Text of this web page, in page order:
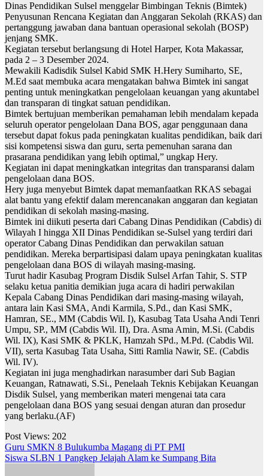
Dinas Pendidikan Sulsel menggelar Bimbingan Teknis (Bimtek)
Penyusunan Rencana Kegiatan dan Anggaran Sekolah (RKAS) dan
pertanggung jawaban dana bantuan operasional sekolah (BOSP)
jenjang SMK.
Kegiatan tersebut berlangsung di Hotel Harper, Kota Makassar,
pada 2 – 3 Desember 2024.
Mewakili Kadisdik Sulsel Kabid SMK H.Hery Sumiharto, SE,
M.Ed saat membuka acara mengatakan bahwa Bimtek ini sangat
penting untuk meningkatkan pengelolaan keuangan yang akuntabel
dan transparan di tingkat satuan pendidikan.
Bimtek bertujuan memberikan pemahaman lebih mendalam kepada
seluruh operator pengelolaan Dana BOS, agar penggunaan dana
tersebut dapat fokus pada peningkatan kualitas pendidikan, baik dari
sisi kompetensi siswa dan guru, serta pemenuhan sarana dan
prasarana pendidikan yang lebih optimal,” ungkap Hery.
Kegiatan ini dapat meningkatkan integritas dan transparansi dalam
pengelolaan dana BOS.
Hery juga menyebut Bimtek dapat memanfaatkan RKAS sebagai
alat bantu yang efektif dalam merencanakan anggaran dan kegiatan
pendidikan di sekolah masing-masing.
Bimtek ini diikuti peserta dari Cabang Dinas Pendidikan (Cabdis) di
Wilayah I hingga XII Dinas Pendidikan se-Sulsel yang terdiri dari
operator Cabang Dinas Pendidikan dan perwakilan satuan
pendidikan. Mereka berpartisipasi dalam upaya peningkatan kualitas
pengelolaan dana BOS di wilayah masing-masing.
Turut hadir Kasubag Program Disdik Sulsel Arfan Tahir, S. STP
selaku ketua panitia demikian juga acara di hadiri perwakilan
Kepala Cabang Dinas Pendidikan dari masing-masing wilayah,
antara lain Kasi SMA, Andi Karmila, S.Pd., dan Kasi SMK,
Hamran, SE., MM (Cabdis Wil. I), Kasubag Tata Usaha Andi Tenri
Umpu, SP., MM (Cabdis Wil. II), Dra. Asma Amin, M.Si. (Cabdis
Wil. IX), Kasi SMK & PKLK, Hamzah SPd., M.Pd. (Cabdis Wil.
VII), serta Kasubag Tata Usaha, Sitti Ramlia Nawir, SE. (Cabdis
Wil. IV).
Kegiatan ini juga menghadirkan narasumber dari Sub Bagian
Keuangan, Ratnawati, S.Si., Penelaah Teknis Kebijakan Keuangan
Disdik Sulsel, yang memberikan materi mengenai tata cara
pengelolaan dana BOS yang sesuai dengan aturan dan prosedur
yang berlaku.(AF)
Post Views: 202
Navigasi
pos
Guru SMKN 8 Bulukumba Magang di PT PMI
Siswa SLBN 1 Pangkep Jelajah Alam ke Sumpang Bita